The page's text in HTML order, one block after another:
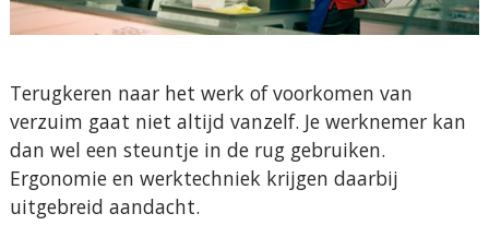
Terugkeren naar het werk of voorkomen van
verzuim gaat niet altijd vanzelf. Je werknemer kan
dan wel een steuntje in de rug gebruiken.
Ergonomie en werktechniek krijgen daarbij
uitgebreid aandacht.